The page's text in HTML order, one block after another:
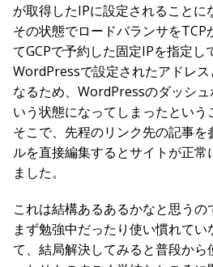
が取得したIPに設定されることに
その状態でロードバランサを
てGCPで予約した固定IPを指定し
WordPressで設定されたアドレ
なるため、WordPressのダッシ
いう状態になってしまったという
そこで、先程のリンク先の記事を
ルを直接編集するとサイトが正常
ました。
これは結構あるあるかなと思う
まず勉強中だったり使い慣れて
て、結局解決してみると普段か